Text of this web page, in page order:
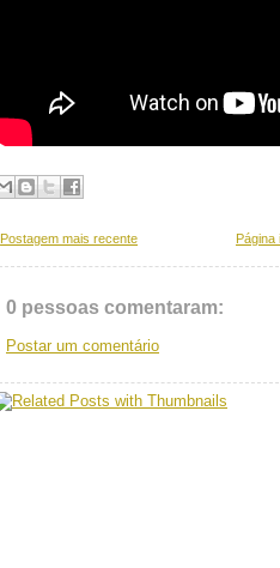
Postagem mais recente Página
0 pessoas comentaram:
Postar um comentário